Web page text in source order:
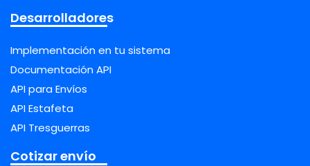
Desarrolladores
Implementación en tu sistema
Documentación API
API para Envíos
API Estafeta
API Tresguerras
Cotizar envío